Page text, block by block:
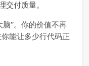
付质量。
脑”。你的价值不再
能让多少行代码正